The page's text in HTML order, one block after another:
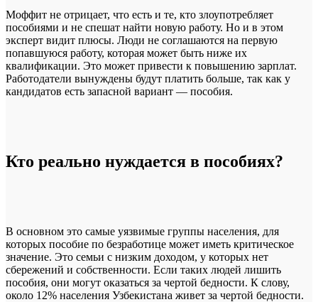
Моффит не отрицает, что есть и те, кто злоупотребляет
пособиями и не спешат найти новую работу. Но и в этом
эксперт видит плюсы. Люди не соглашаются на первую
попавшуюся работу, которая может быть ниже их
квалификации. Это может привести к повышению зарплат.
Работодатели вынуждены будут платить больше, так как у
кандидатов есть запасной вариант — пособия.
Кто реально нуждается в пособиях?
В основном это самые уязвимые группы населения, для
которых пособие по безработице может иметь критическое
значение. Это семьи с низким доходом, у которых нет
сбережений и собственности. Если таких людей лишить
пособия, они могут оказаться за чертой бедности. К слову,
около 12% населения Узбекистана живет за чертой бедности.